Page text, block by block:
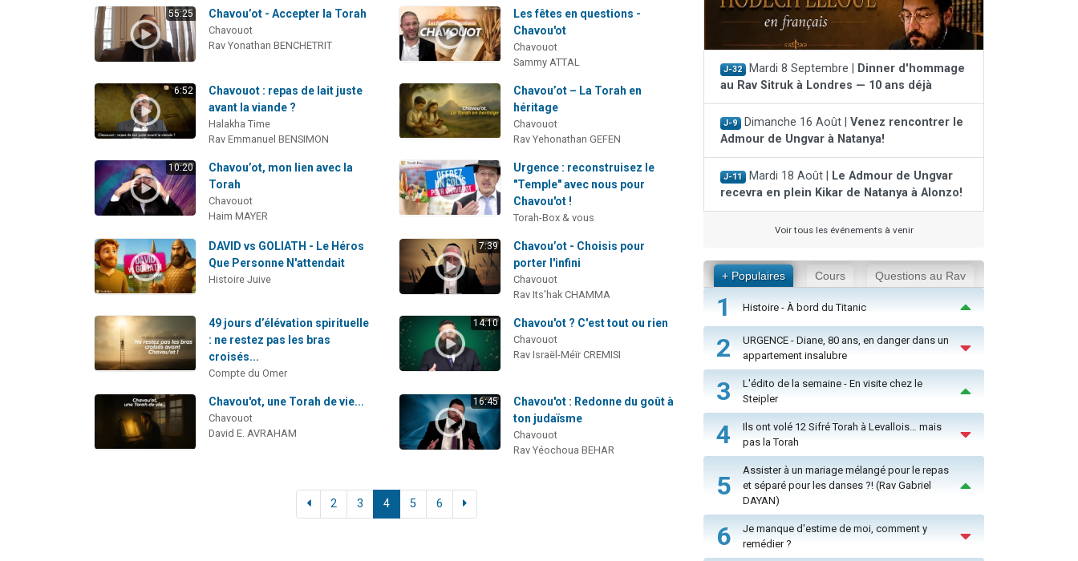
55:25 Chavou’ot - Accepter la Torah
Chavouot
Rav Yonathan BENCHETRIT
Les fêtes en questions -
Chavou'ot
Chavouot
Sammy ATTAL
6:52
Chavouot : repas de lait juste
avant la viande ?
Halakha Time
Rav Emmanuel BENSIMON
Chavou’ot – La Torah en
héritage
Chavouot
Rav Yehonathan GEFEN
10:20
Chavou’ot, mon lien avec la
Torah
Chavouot
Haim MAYER
Urgence : reconstruisez le
"Temple" avec nous pour
Chavou'ot !
Torah-Box & vous
DAVID vs GOLIATH - Le Héros
Que Personne N'attendait
Histoire Juive
7:39
Chavou’ot - Choisis pour
porter l'infini
Chavouot
Rav Its'hak CHAMMA
49 jours d’élévation spirituelle
: ne restez pas les bras
croisés...
Compte du Omer
14:10 Chavou'ot ? C'est tout ou rien
Chavouot
Rav Israël-Méïr CREMISI
Chavou'ot, une Torah de vie...
Chavouot
David E. AVRAHAM
16:45
Chavou'ot : Redonne du goût à
ton judaïsme
Chavouot
Rav Yéochoua BEHAR
2 3 4 5 6
J-32 Mardi 8 Septembre |
Dinner d'hommage
au Rav Sitruk à Londres — 10 ans déjà
J-9 Dimanche 16 Août | Venez rencontrer le
Admour de Ungvar à Natanya!
J-11 Mardi 18 Août |
Le Admour de Ungvar
recevra en plein Kikar de Natanya à Alonzo!
Voir tous les événements à venir
+ Populaires Cours Questions au Rav
1 Histoire - À bord du Titanic
2
URGENCE - Diane, 80 ans, en danger dans un
appartement insalubre
3
L'édito de la semaine - En visite chez le
Steipler
4
Ils ont volé 12 Sifré Torah à Levallois… mais
pas la Torah
5
Assister à un mariage mélangé pour le repas
et séparé pour les danses ?! (Rav Gabriel
DAYAN)
6
Je manque d'estime de moi, comment y
remédier ?